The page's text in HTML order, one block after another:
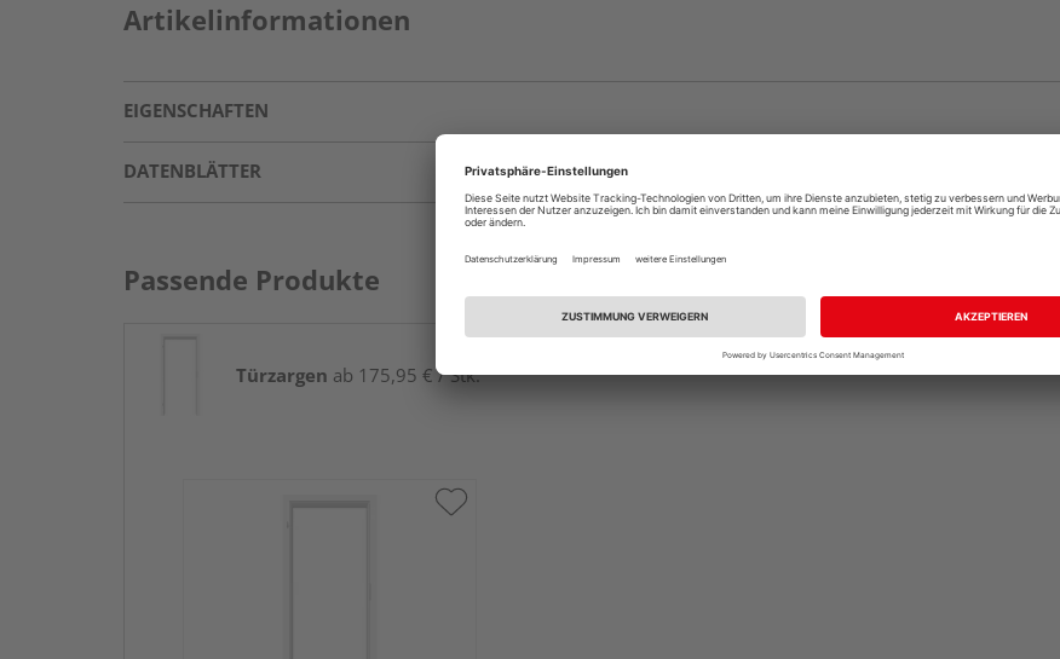
Artikelinformationen
EIGENSCHAFTEN
DATENBLÄTTER
Passende Produkte
Türzargen ab 175,95 € / Stk.